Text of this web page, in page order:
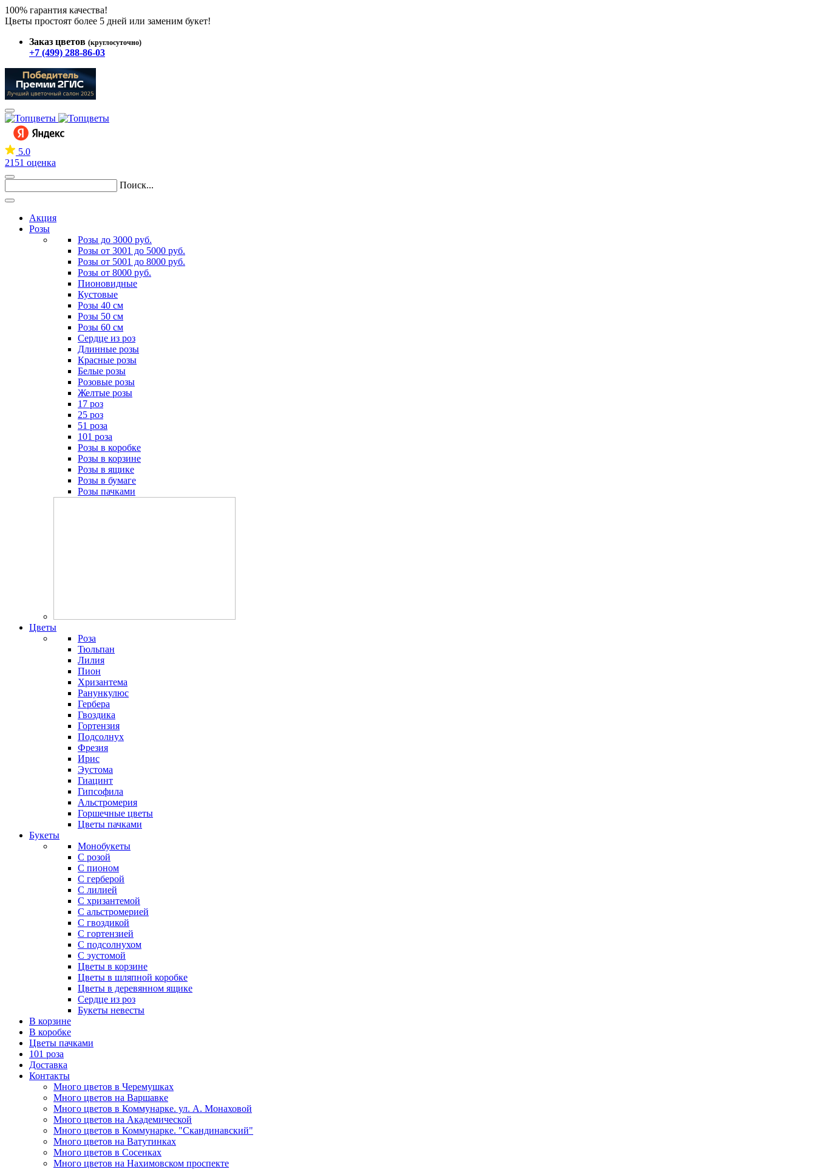
100% гарантия качества!
Цветы простоят более 5 дней или заменим букет!
Заказ цветов (круглосуточно)
+7 (499) 288-86-03
5.0
2151 оценка
Поиск...
Акция
Розы
Розы до 3000 руб.
Розы от 3001 до 5000 руб.
Розы от 5001 до 8000 руб.
Розы от 8000 руб.
Пионовидные
Кустовые
Розы 40 см
Розы 50 см
Розы 60 см
Сердце из роз
Длинные розы
Красные розы
Белые розы
Розовые розы
Желтые розы
17 роз
25 роз
51 роза
101 роза
Розы в коробке
Розы в корзине
Розы в ящике
Розы в бумаге
Розы пачками
Цветы
Роза
Тюльпан
Лилия
Пион
Хризантема
Ранункулюс
Гербера
Гвоздика
Гортензия
Подсолнух
Фрезия
Ирис
Эустома
Гиацинт
Гипсофила
Альстромерия
Горшечные цветы
Цветы пачками
Букеты
Монобукеты
С розой
С пионом
С герберой
С лилией
С хризантемой
С альстромерией
С гвоздикой
С гортензией
С подсолнухом
С эустомой
Цветы в корзине
Цветы в шляпной коробке
Цветы в деревянном ящике
Сердце из роз
Букеты невесты
В корзине
В коробке
Цветы пачками
101 роза
Доставка
Контакты
Много цветов в Черемушках
Много цветов на Варшавке
Много цветов в Коммунарке. ул. А. Монаховой
Много цветов на Академической
Много цветов в Коммунарке. "Скандинавский"
Много цветов на Ватутинках
Много цветов в Сосенках
Много цветов на Нахимовском проспекте